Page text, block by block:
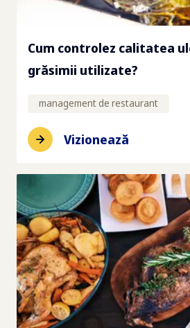
Cum controlez calitatea
grăsimii utilizate?
management de restaurant
Vizionează